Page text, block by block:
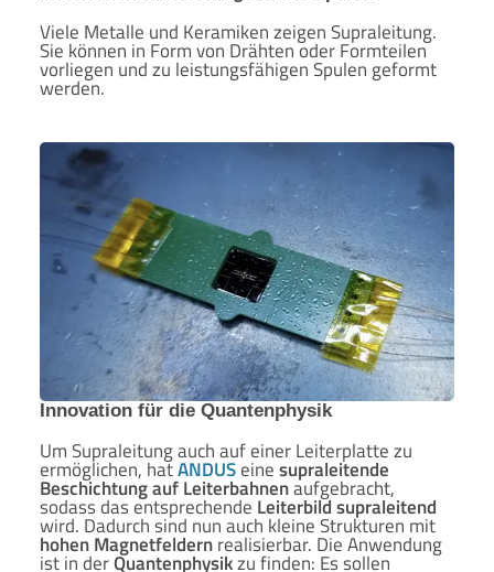
Viele Metalle und Keramiken zeigen Supraleitung.
Sie können in Form von Drähten oder Formteilen
vorliegen und zu leistungsfähigen Spulen geformt
werden.
Innovation für die Quantenphysik
Um Supraleitung auch auf einer Leiterplatte zu
ermöglichen, hatANDUSeinesupraleitende
Beschichtung auf Leiterbahnenaufgebracht,
sodass das entsprechende Leiterbild supraleitend
wird. Dadurch sind nun auch kleine Strukturen mit
hohen Magnetfeldernrealisierbar. Die Anwendung
ist in derQuantenphysikzu finden: Es sollen